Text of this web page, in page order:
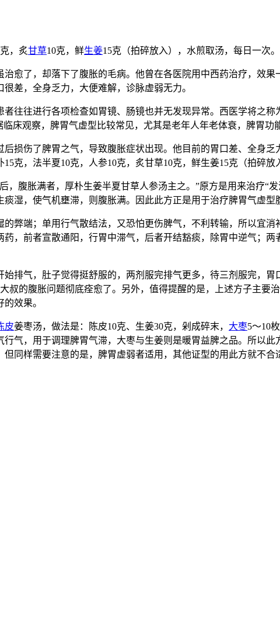
，炙甘草10克，鲜生姜15克（拍碎放入），水煎取汤，每日一次。
愈了，却落下了腹胀的毛病。他曾在各医院用中西药治疗，效
差，全身乏力，大便难解，诊脉虚弱无力。
往往进行各项检查如胃镜、肠镜也并无发现异常。西医学将之
床观察，脾胃气虚型比较常见，尤其是老年人年老体衰，脾胃功
损伤了脾胃之气，导致腹胀症状出现。他目前的胃口差、全身
克，法半夏10克，人参10克，炙甘草10克，鲜生姜15克（拍碎放
，腹胀满者，厚朴生姜半夏甘草人参汤主之。”原方是用来治疗“
湿，使气机壅滞，则腹胀满。因此此方正是用于治疗脾胃气虚型
弊端；单用行气散结法，又恐怕更伤脾气，不利转输，所以宜
，前者宣散通阳，行胃中滞气，后者开结豁痰，除胃中逆气；
排气，肚子觉得挺舒服的，两剂服完排气更多，待三剂服完，
叔的腹胀问题彻底痊愈了。另外，值得提醒的是，上述方子主要
效果。
皮姜枣汤，做法是：陈皮10克、生姜30克，剁成碎末， 大枣5～10
气，用于调理脾胃气滞，大枣与生姜则是暖胃益脾之品。所以此
同样需要注意的是，脾胃虚弱者适用，其他证型的用此方就不合